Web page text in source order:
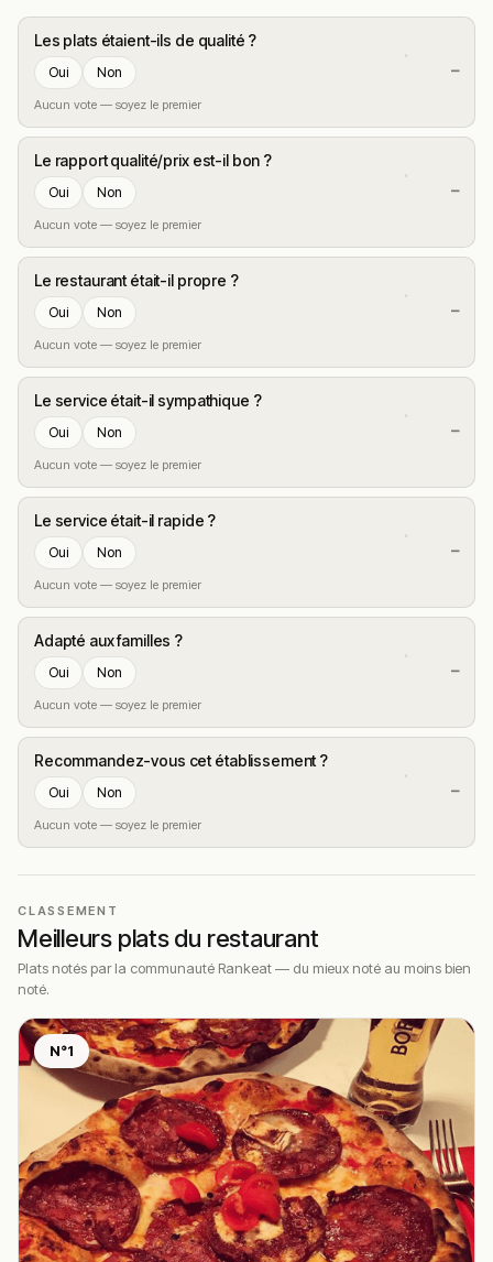
Les plats étaient-ils de qualité ?
Oui Non
Aucun vote — soyez le premier
—
Le rapport qualité/prix est-il bon ?
Oui Non
Aucun vote — soyez le premier
—
Le restaurant était-il propre ?
Oui Non
Aucun vote — soyez le premier
—
Le service était-il sympathique ?
Oui Non
Aucun vote — soyez le premier
—
Le service était-il rapide ?
Oui Non
Aucun vote — soyez le premier
—
Adapté aux familles ?
Oui Non
Aucun vote — soyez le premier
—
Recommandez-vous cet établissement ?
Oui Non
Aucun vote — soyez le premier
—
CLASSEMENT
Meilleurs plats du restaurant
Plats notés par la communauté Rankeat — du mieux noté au moins bien
noté.
N°1